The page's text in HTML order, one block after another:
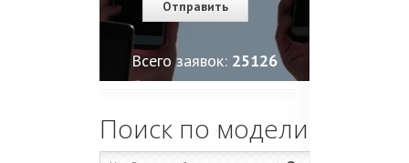
Всего заявок: 25129
Поиск по модели